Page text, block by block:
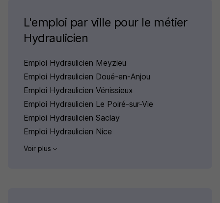
L'emploi par ville pour le métier
Hydraulicien
Emploi Hydraulicien Meyzieu
Emploi Hydraulicien Doué-en-Anjou
Emploi Hydraulicien Vénissieux
Emploi Hydraulicien Le Poiré-sur-Vie
Emploi Hydraulicien Saclay
Emploi Hydraulicien Nice
Voir plus